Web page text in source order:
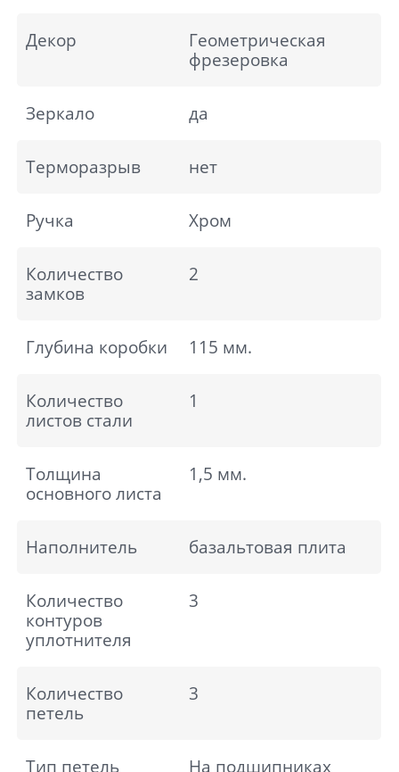
Декор
Геометрическая
фрезеровка
Зеркало да
Терморазрыв нет
Ручка Хром
Количество
замков
2
Глубина коробки 115 мм.
Количество
листов стали
1
Толщина
основного листа
1,5 мм.
Наполнитель базальтовая плита
Количество
контуров
уплотнителя
3
Количество
петель
3
Тип петель
На подшипниках